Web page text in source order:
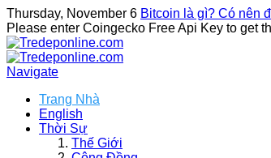
Thursday, November 6 Bitcoin là gì? Có nên
Please enter Coingecko Free Api Key to get
Navigate
Trang Nhà
English
Thời Sự
Thế Giới